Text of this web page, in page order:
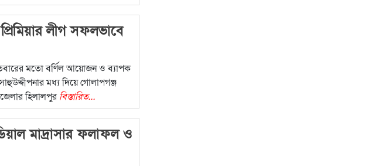
লীগ সফলভাবে
মতো বর্ণিল আয়োজন ও ব্যাপক
মধ্য দিয়ে গোলাপগঞ্জ
হিলালপুরবিস্তারিত...
মাদ্রাসার ফলাফল ও